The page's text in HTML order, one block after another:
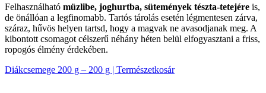
Felhasználható müzlibe, joghurtba, sütemények tészta-tetejére is,
de önállóan a legfinomabb. Tartós tárolás esetén légmentesen zárva,
száraz, hűvös helyen tartsd, hogy a magvak ne avasodjanak meg. A
kibontott csomagot célszerű néhány héten belül elfogyasztani a friss,
ropogós élmény érdekében.
Diákcsemege 200 g – 200 g | Természetkosár